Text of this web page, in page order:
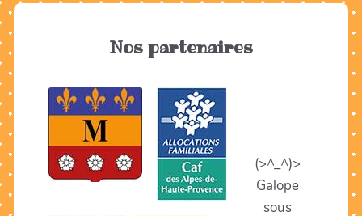
Nos partenaires
(>^_^)>
Galope
sous